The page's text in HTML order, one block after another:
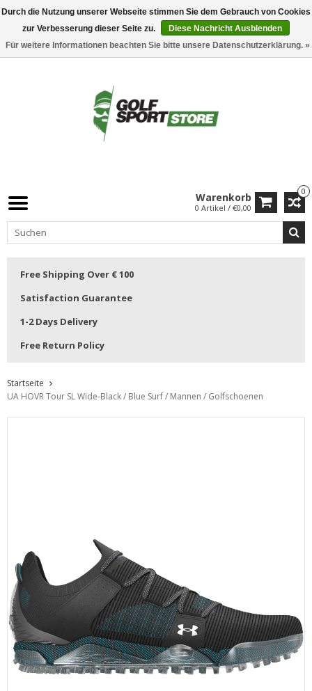
0
Warenkorb
0 Artikel / €0,00
Free Shipping Over € 100
Satisfaction Guarantee
1-2 Days Delivery
Free Return Policy
Startseite
UA HOVR Tour SL Wide-Black / Blue Surf / Mannen / Golfschoenen
Durch die Nutzung unserer Webseite stimmen Sie dem Gebrauch von Cookies
zur Verbesserung dieser Seite zu.
Diese Nachricht Ausblenden
Für weitere Informationen beachten Sie bitte unsere Datenschutzerklärung. »